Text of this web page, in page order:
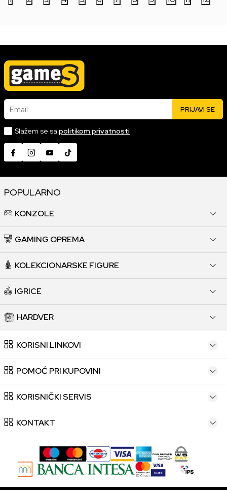
Email PRIJAVI SE
Slažem se sa politikom privatnosti
POPULARNO
KONZOLE
GAMING OPREMA
KOLEKCIONARSKE FIGURE
IGRICE
HARDVER
KORISNI LINKOVI
POMOĆ PRI KUPOVINI
KORISNIČKI SERVIS
KONTAKT